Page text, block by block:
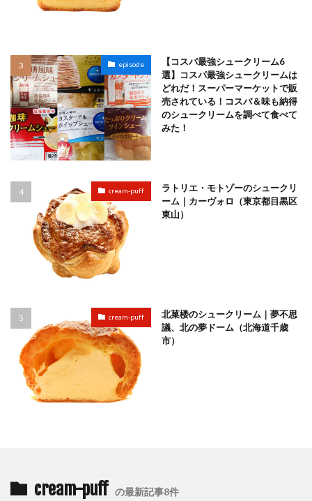
episode
【コスパ最強シュークリーム6
選】コスパ最強シュークリームは
どれだ！スーパーマーケットで販
売されている！コスパ＆味も納得
のシュークリームを調べて食べて
みた！
cream-puff
ラトリエ・モトゾーのシュークリ
ーム｜カーヴォロ（東京都目黒区
東山）
cream-puff
北菓楼のシュークリーム｜夢不思
議、北の夢ドーム（北海道千歳
市）
cream-puff の最新記事8件